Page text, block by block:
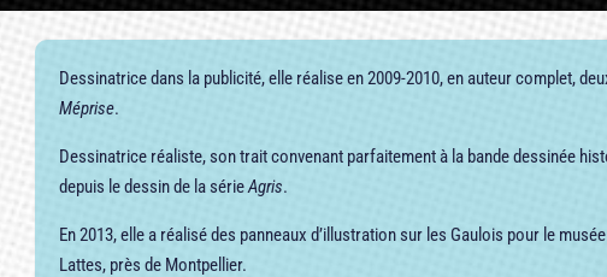
Dessinatrice dans la publicité, elle réalise en 2009-2010, en auteur complet,
Méprise.
Dessinatrice réaliste, son trait convenant parfaitement à la bande dessinée
depuis le dessin de la sérieAgris.
En 2013, elle a réalisé des panneaux d’illustration sur les Gaulois pour le
Lattes, près de Montpellier.